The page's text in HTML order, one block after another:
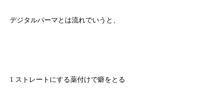
デジタルパーマとは流れでいうと、
1 ストレートにする薬付けで癖をとる